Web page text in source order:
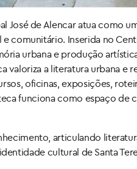
José de Alencar atua como
comunitário. Inserida no
urbana e produção
a literatura urbana e
oficinas, exposições,
funciona como espaço
articulando
cultural de Santa